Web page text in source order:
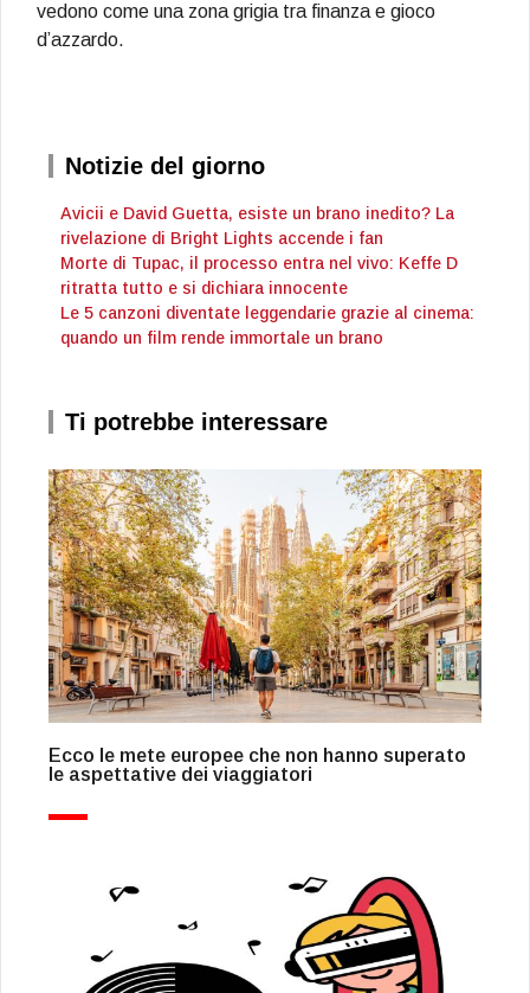
vedono come una zona grigia tra finanza e gioco
d’azzardo.
Notizie del giorno
Avicii e David Guetta, esiste un brano inedito? La
rivelazione di Bright Lights accende i fan
Morte di Tupac, il processo entra nel vivo: Keffe D
ritratta tutto e si dichiara innocente
Le 5 canzoni diventate leggendarie grazie al cinema:
quando un film rende immortale un brano
Ti potrebbe interessare
Ecco le mete europee che non hanno superato
le aspettative dei viaggiatori